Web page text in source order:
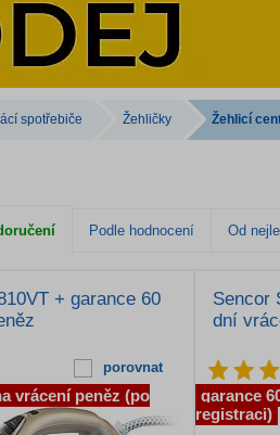
spotřebiče Žehličky Žehlicí
Podle hodnocení Od
+ garance 60
porovnat
vrácení peněz (po
Sencor
dní
garance
registraci)